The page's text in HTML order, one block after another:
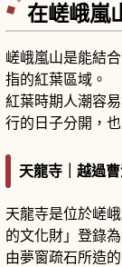
在嵯峨嵐
嵯峨嵐山是能結
指的紅葉區域。
紅葉時期人潮容
行的日子分開，
天龍寺｜越過
天龍寺是位於嵯
的文化財」登錄
由夢窗疏石所造